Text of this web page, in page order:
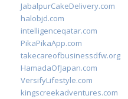
JabalpurCakeDelivery.com
halobjd.com
intelligenceqatar.com
PikaPikaApp.com
takecareofbusinessdfw.org
HamadaOfJapan.com
VersifyLifestyle.com
kingscreekadventures.com